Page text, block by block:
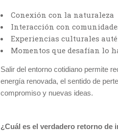
Conexión con la naturaleza
Interacción con
Experiencias culturales
Momentos que desafían lo
Salir del entorno cotidiano permite
energía renovada, el sentido de
compromiso y nuevas ideas.
¿Cuál es el verdadero retorno de